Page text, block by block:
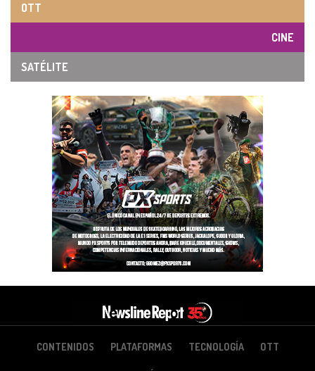
OTT
CINE
SATÉLITE
CONTENIDOS PLATAFORMAS TECNOLOGÍA OTT